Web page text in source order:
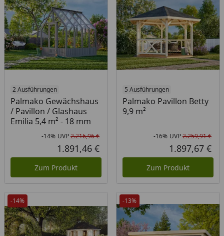
2 Ausführungen
Palmako Gewächshaus
/ Pavillon / Glashaus
Emilia 5,4 m² - 18 mm
Rabatt in Prozent
-14%
Ursprünglicher Preis
UVP2.216,96 €
Aktueller Preis
1.891,46 €
Zum Produkt
5 Ausführungen
Palmako Pavillon Betty
9,9 m²
-16% UVP2.259,91 €
1.897,67 €
Zum Produkt
-14% -13%